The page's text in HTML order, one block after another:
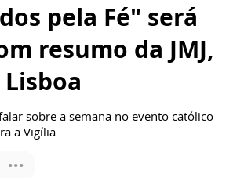
pela Fé" será
resumo da JMJ,
sobre a semana no evento católico
a Vigília